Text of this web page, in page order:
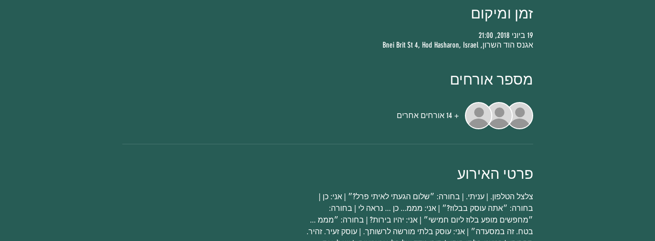
זמן ומיקום
19 ביוני 2018, 21:00
אגנס הוד השרון, Bnei Brit St 4, Hod Hasharon, Israel
מספר אורחים
+ 14 אורחים אחרים
פרטי האירוע
בחורה: ״אתה עוסק בבלוז?״ | אני: מממ... כן ... נראה לי | בחורה:
בטח. זה במסעדה״ | אני: עוסק בלתי מורשה לרשותך. | עוסק זעיר. זהיר.